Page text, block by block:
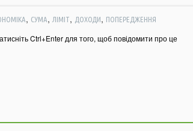
, СУМА, ЛІМІТ, ДОХОДИ, ПОПЕРЕДЖЕННЯ
Ctrl+Enter для того, щоб повідомити про це